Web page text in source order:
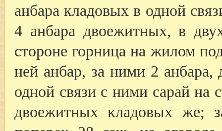
анбара кладовых в одной
4 анбара двоежитных, в
стороне горница на жилом
ней анбар, за ними 2 анбара,
одной связи с ними сарай на
двоежитных кладовых же;